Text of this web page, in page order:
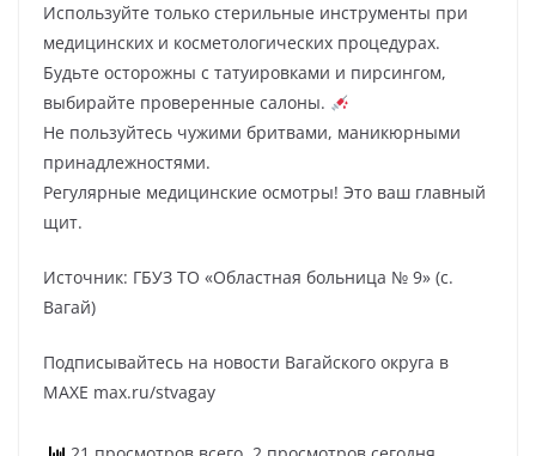
Используйте только стерильные инструменты при
медицинских и косметологических процедурах.
Будьте осторожны с татуировками и пирсингом,
выбирайте проверенные салоны.
Не пользуйтесь чужими бритвами, маникюрными
принадлежностями.
Регулярные медицинские осмотры! Это ваш главный
щит.
Источник: ГБУЗ ТО «Областная больница № 9» (с.
Вагай)
Подписывайтесь на новости Вагайского округа в
МАХЕ max.ru/stvagay